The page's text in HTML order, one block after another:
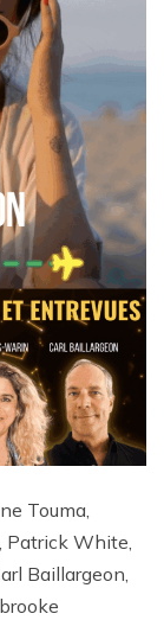
Touma,
Patrick White,
Baillargeon,